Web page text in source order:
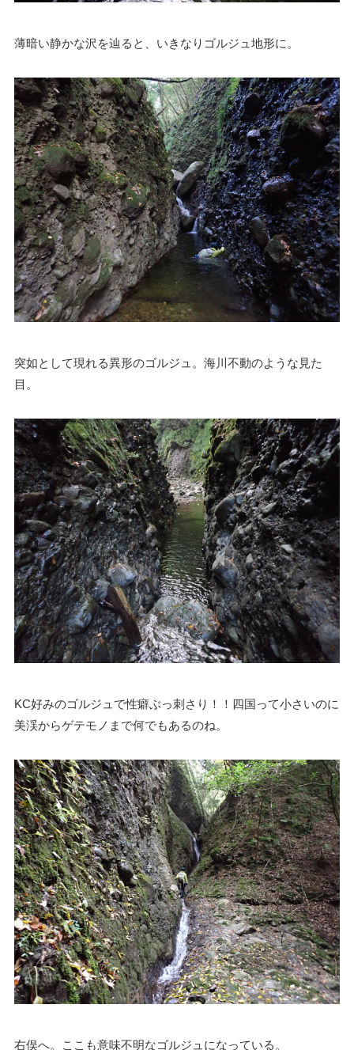
薄暗い静かな沢を辿ると、いきなりゴルジュ地形に。
突如として現れる異形のゴルジュ。海川不動のような見た
目。
KC好みのゴルジュで性癖ぶっ刺さり！！四国って小さいのに
美渓からゲテモノまで何でもあるのね。
右俣へ。ここも意味不明なゴルジュになっている。